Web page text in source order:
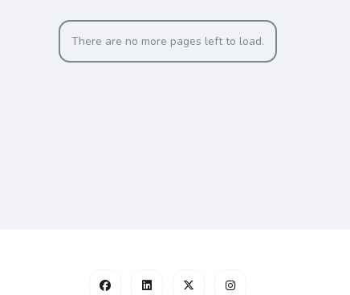
There are no more pages left to load.